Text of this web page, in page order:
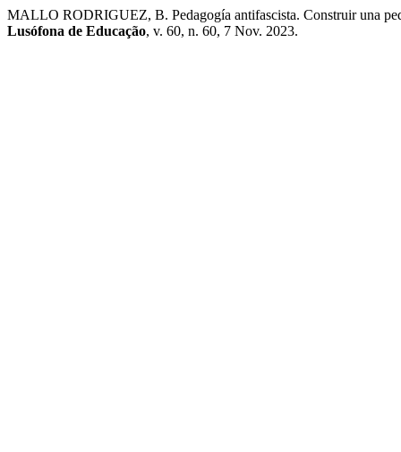
MALLO RODRIGUEZ, B. Pedagogía antifascista. Construir una
Lusófona de Educação, v. 60, n. 60, 7 Nov. 2023.